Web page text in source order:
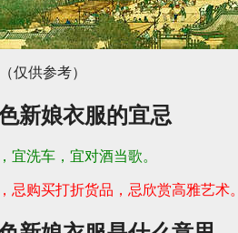
仅供参考）
新娘衣服的宜忌
宜洗车，宜对酒当歌。
忌购买打折货品，忌欣赏高雅艺术。